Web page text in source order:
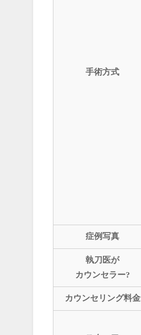
手術方式
症例写真
執刀医が
カウンセラー?
カウンセリング料金